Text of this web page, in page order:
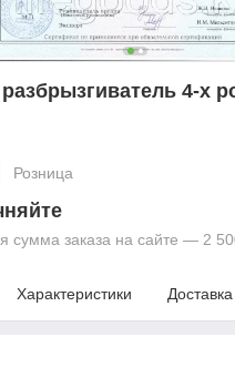
4-х
Розница
сумма заказа на сайте — 2
Характеристики Доставка